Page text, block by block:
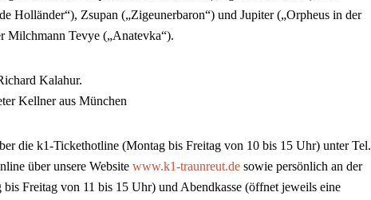
Holländer“), Zsupan („Zigeunerbaron“) und Jupiter („Orpheus in der
Milchmann Tevye („Anatevka“).
Kalahur.
Kellner aus München
die k1-Tickethotline (Montag bis Freitag von 10 bis 15 Uhr) unter Tel.
über unsere Website www.k1-traunreut.de sowie persönlich an der
bis Freitag von 11 bis 15 Uhr) und Abendkasse (öffnet jeweils eine